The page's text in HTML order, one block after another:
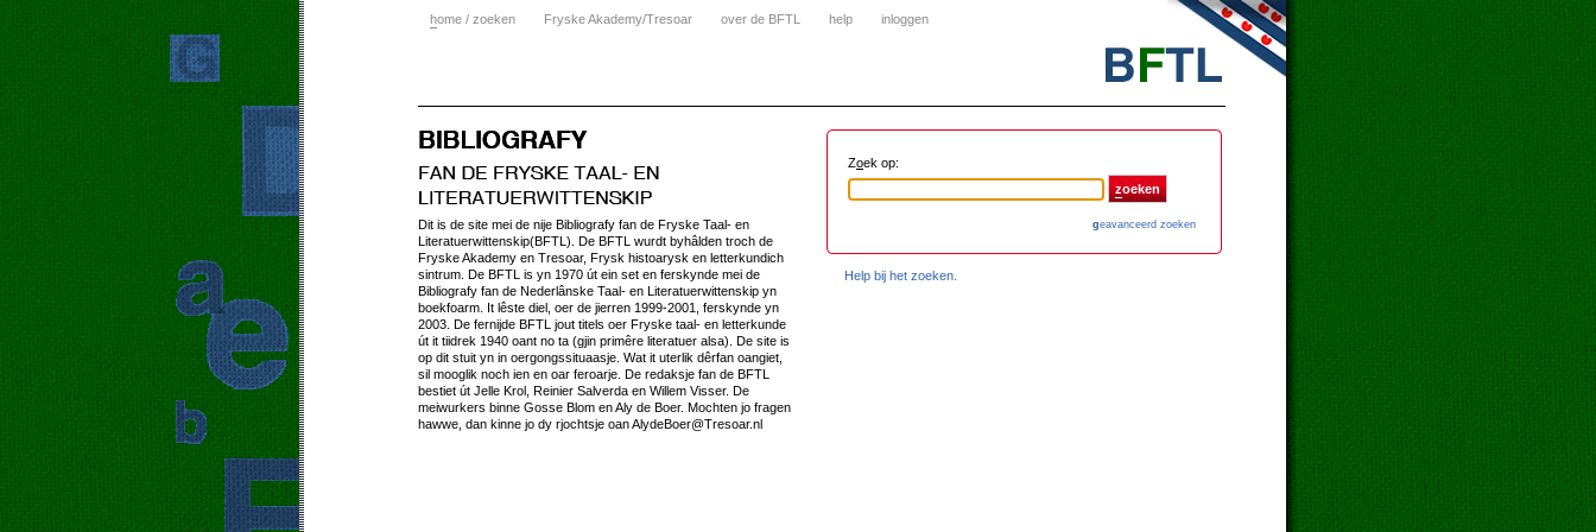
home / zoeken Fryske Akademy/Tresoar over de BFTL help inloggen
Dit is de site mei de nije Bibliografy fan de Fryske Taal- en
Literatuerwittenskip(BFTL). De BFTL wurdt byhâlden troch de
Fryske Akademy en Tresoar, Frysk histoarysk en letterkundich
sintrum. De BFTL is yn 1970 út ein set en ferskynde mei de
Bibliografy fan de Nederlânske Taal- en Literatuerwittenskip yn
boekfoarm. It lêste diel, oer de jierren 1999-2001, ferskynde yn
2003. De fernijde BFTL jout titels oer Fryske taal- en letterkunde
út it tiidrek 1940 oant no ta (gjin primêre literatuer alsa). De site is
op dit stuit yn in oergongssituaasje. Wat it uterlik dêrfan oangiet,
sil mooglik noch ien en oar feroarje. De redaksje fan de BFTL
bestiet út Jelle Krol, Reinier Salverda en Willem Visser. De
meiwurkers binne Gosse Blom en Aly de Boer. Mochten jo fragen
hawwe, dan kinne jo dy rjochtsje oan AlydeBoer@Tresoar.nl
Zoek op:
zoeken
geavanceerd zoeken
Help bij het zoeken.